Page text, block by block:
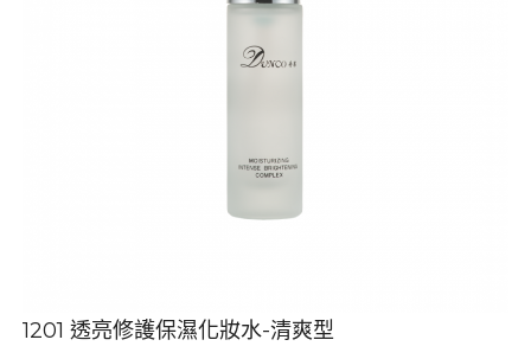
1201 透亮修護保濕化妝水-清爽型